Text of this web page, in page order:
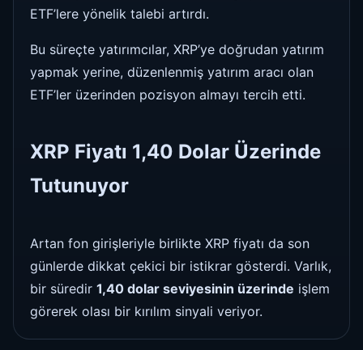
ETF’lere yönelik talebi artırdı.
Bu süreçte yatırımcılar, XRP’ye doğrudan yatırım
yapmak yerine, düzenlenmiş yatırım aracı olan
ETF’ler üzerinden pozisyon almayı tercih etti.
XRP Fiyatı 1,40 Dolar Üzerinde
Tutunuyor
Artan fon girişleriyle birlikte XRP fiyatı da son
günlerde dikkat çekici bir istikrar gösterdi. Varlık,
bir süredir 1,40 dolar seviyesinin üzerinde işlem
görerek olası bir kırılım sinyali veriyor.